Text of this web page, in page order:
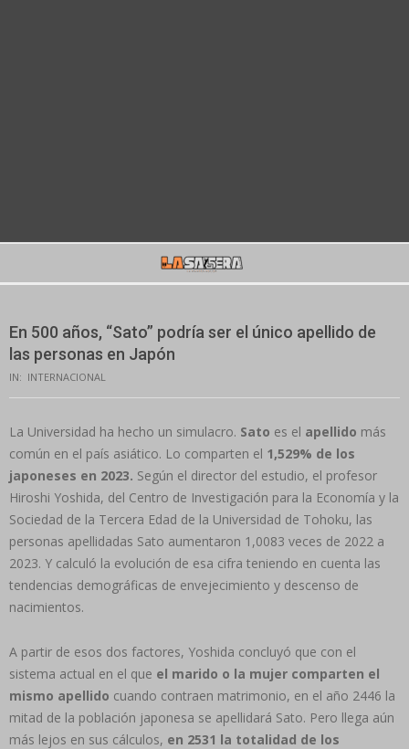
En 500 años, “Sato” podría ser el único apellido de
las personas en Japón
IN: INTERNACIONAL
La Universidad ha hecho un simulacro. Sato es el apellido más
común en el país asiático. Lo comparten el 1,529% de los
japoneses en 2023. Según el director del estudio, el profesor
Hiroshi Yoshida, del Centro de Investigación para la Economía y la
Sociedad de la Tercera Edad de la Universidad de Tohoku, las
personas apellidadas Sato aumentaron 1,0083 veces de 2022 a
2023. Y calculó la evolución de esa cifra teniendo en cuenta las
tendencias demográficas de envejecimiento y descenso de
nacimientos.
A partir de esos dos factores, Yoshida concluyó que con el
sistema actual en el que el marido o la mujer comparten el
mismo apellido cuando contraen matrimonio, en el año 2446 la
mitad de la población japonesa se apellidará Sato. Pero llega aún
más lejos en sus cálculos, en 2531 la totalidad de los